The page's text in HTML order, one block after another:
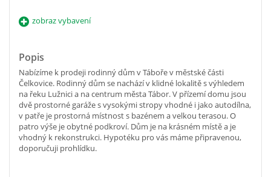
zobraz vybavení
Popis
Nabízíme k prodeji rodinný dům v Táboře v městské části
Čelkovice. Rodinný dům se nachází v klidné lokalitě s výhledem
na řeku Lužnici a na centrum města Tábor. V přízemí domu jsou
dvě prostorné garáže s vysokými stropy vhodné i jako autodílna,
v patře je prostorná místnost s bazénem a velkou terasou. O
patro výše je obytné podkroví. Dům je na krásném místě a je
vhodný k rekonstrukci. Hypotéku pro vás máme připravenou,
doporučuji prohlídku.